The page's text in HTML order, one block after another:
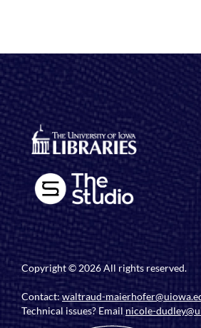
Copyright © 2026 All rights reserved.
Contact:waltraud-
Technical issues? Email nicole-